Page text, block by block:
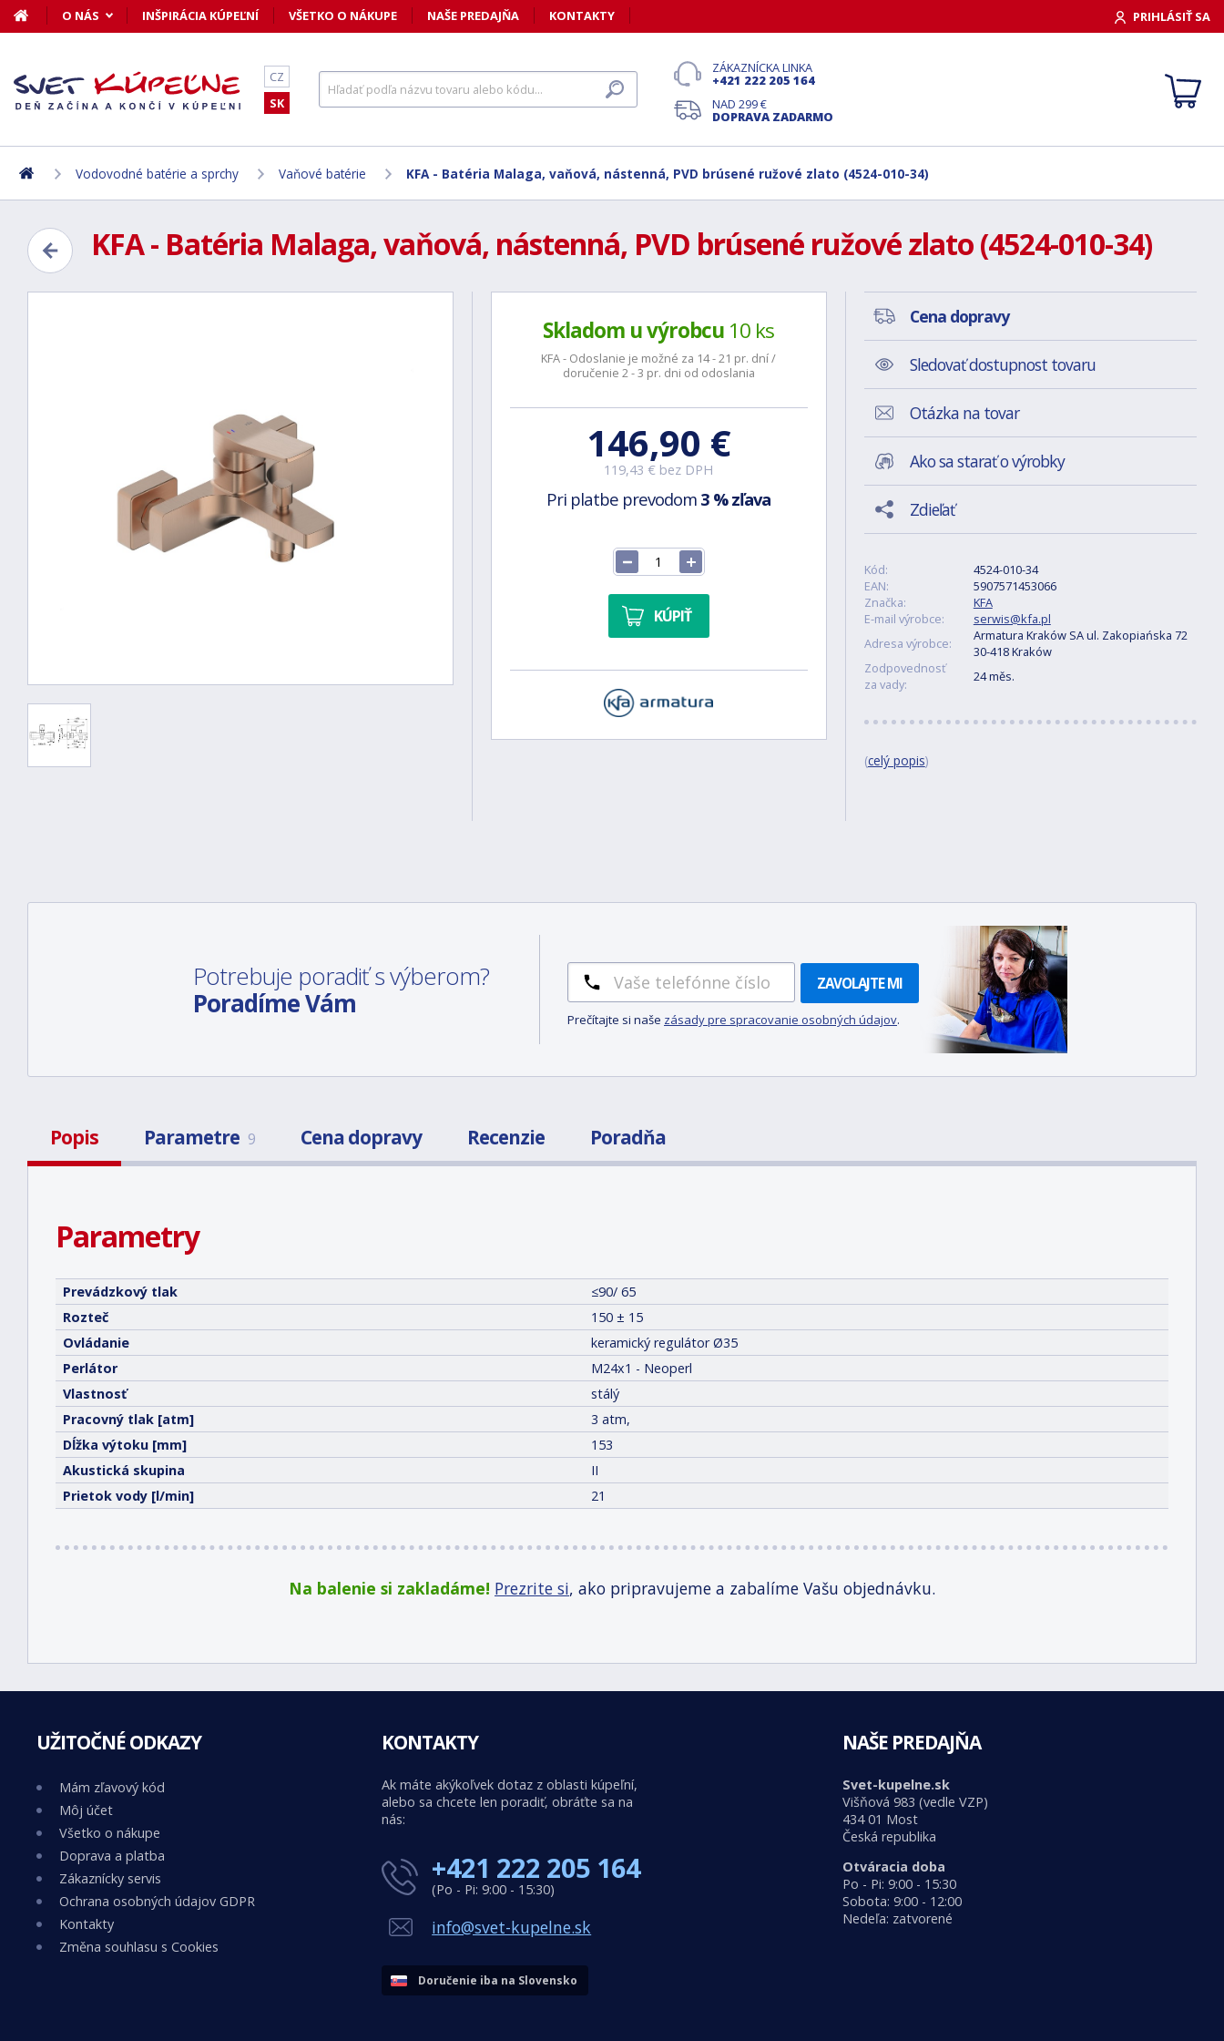
O NÁS INŠPIRÁCIA KÚPEĽNÍ VŠETKO O NÁKUPE NAŠE PREDAJŇA KONTAKTY PRIHLÁSIŤ SA
CZ
SK
ZÁKAZNÍCKA LINKA
+421 222 205 164
NAD 299 €
DOPRAVA ZADARMO
Vodovodné batérie a sprchy Vaňové batérie KFA - Batéria Malaga, vaňová, nástenná, PVD brúsené ružové zlato (4524-010-34)
KFA - Batéria Malaga, vaňová, nástenná, PVD brúsené ružové zlato (4524-010-34)
Skladom u výrobcu 10 ks
KFA - Odoslanie je možné za 14 - 21 pr. dní /
doručenie 2 - 3 pr. dni od odoslania
146,90 €
119,43 € bez DPH
Pri platbe prevodom 3 % zľava
KÚPIŤ
Cena dopravy
Sledovať dostupnost tovaru
Otázka na tovar
Ako sa starať o výrobky
Zdieľať
Kód:
4524-010-34
EAN:
5907571453066
Značka:
KFA
E-mail výrobce:
serwis@kfa.pl
Adresa výrobce:
Armatura Kraków SA ul. Zakopiańska 72
30-418 Kraków
Zodpovednosť
za vady:
24 měs.
(celý popis)
Potrebuje poradiť s výberom?
Poradíme Vám
ZAVOLAJTE MI
Prečítajte si naše zásady pre spracovanie osobných údajov.
Popis Parametre 9 Cena dopravy Recenzie Poradňa
Parametry
Prevádzkový tlak
≤90/ 65
Rozteč
150 ± 15
Ovládanie
keramický regulátor Ø35
Perlátor
M24x1 - Neoperl
Vlastnosť
stálý
Pracovný tlak [atm]
3 atm,
Dĺžka výtoku [mm]
153
Akustická skupina
II
Prietok vody [l/min]
21
Na balenie si zakladáme! Prezrite si, ako pripravujeme a zabalíme Vašu objednávku.
UŽITOČNÉ ODKAZY
Mám zľavový kód
Môj účet
Všetko o nákupe
Doprava a platba
Zákaznícky servis
Ochrana osobných údajov GDPR
Kontakty
Změna souhlasu s Cookies
KONTAKTY
Ak máte akýkoľvek dotaz z oblasti kúpeľní,
alebo sa chcete len poradiť, obráťte sa na
nás:
+421 222 205 164
(Po - Pi: 9:00 - 15:30)
info@svet-kupelne.sk
Doručenie iba na Slovensko
NAŠE PREDAJŇA
Svet-kupelne.sk
Višňová 983 (vedle VZP)
434 01 Most
Česká republika
Otváracia doba
Po - Pi: 9:00 - 15:30
Sobota: 9:00 - 12:00
Nedeľa: zatvorené